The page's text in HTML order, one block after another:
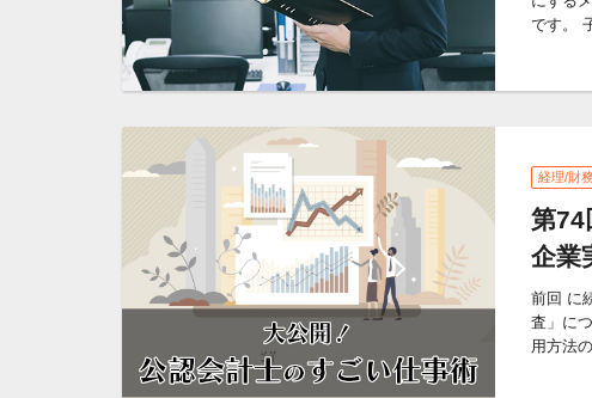
です。
経理/財
第
企業
前回 に
査」に
用方法